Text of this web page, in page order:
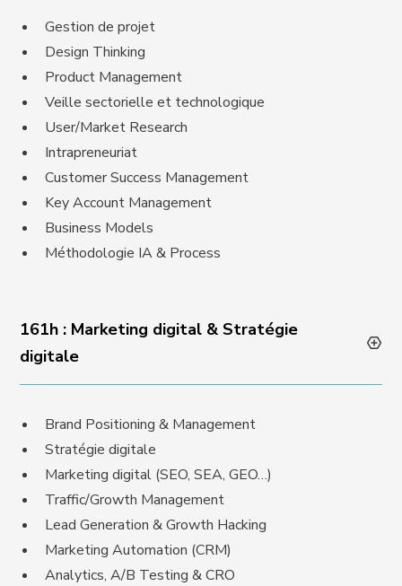
Gestion de projet
Design Thinking
Product Management
Veille sectorielle et technologique
User/Market Research
Intrapreneuriat
Customer Success Management
Key Account Management
Business Models
Méthodologie IA & Process
161h : Marketing digital & Stratégie
digitale
Brand Positioning & Management
Stratégie digitale
Marketing digital (SEO, SEA, GEO…)
Traffic/Growth Management
Lead Generation & Growth Hacking
Marketing Automation (CRM)
Analytics, A/B Testing & CRO